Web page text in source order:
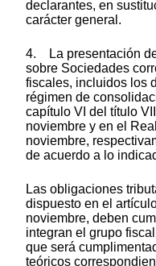
declarantes, en
carácter general.
4. La presentación
sobre Sociedades
fiscales, incluidos los
régimen de
capítulo VI del título
noviembre y en el
noviembre,
de acuerdo a lo
Las obligaciones
dispuesto en el
noviembre, deben
integran el grupo
que será
teóricos